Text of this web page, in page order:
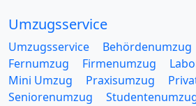
Umzugsservice
Umzugsservice Behördenumzug
Fernumzug
Firmenumzug
Mini Umzug
Praxisumzug
Seniorenumzug